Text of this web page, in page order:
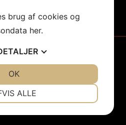
brug af cookies og
her.
ALLE
OK